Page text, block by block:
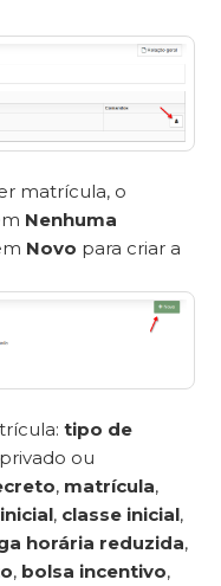
matrícula, o
Nenhuma
Novo para criar a
tipo de
ou
, matrícula,
, classe inicial,
horária reduzida,
, bolsa incentivo,